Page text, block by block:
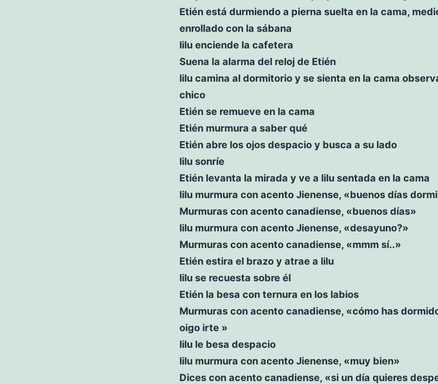
Etién está durmiendo a pierna suelta en la cama,
enrollado con la sábana
lilu enciende la cafetera
Suena la alarma del reloj de Etién
lilu camina al dormitorio y se sienta en la cama
chico
Etién se remueve en la cama
Etién murmura a saber qué
Etién abre los ojos despacio y busca a su lado
lilu sonríe
Etién levanta la mirada y ve a lilu sentada en la cama
lilu murmura con acento Jienense, «buenos días
Murmuras con acento canadiense, «buenos días»
lilu murmura con acento Jienense, «desayuno?»
Murmuras con acento canadiense, «mmm sí..»
Etién estira el brazo y atrae a lilu
lilu se recuesta sobre él
Etién la besa con ternura en los labios
Murmuras con acento canadiense, «cómo has
oigo irte »
lilu le besa despacio
lilu murmura con acento Jienense, «muy bien»
Dices con acento canadiense, «si un día quieres